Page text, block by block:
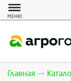
МЕНЮ
Главная